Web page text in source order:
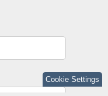
Cookie Settings